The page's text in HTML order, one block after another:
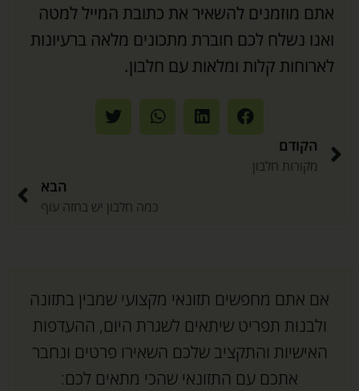
אתם מוזמנים להשאיר את כתובת המייל למטה
ואנו נשלח לכם חוברת מתכונים מלאה ברעיונות
לארוחות קלות ומלאות עם חלבון.
הקודם
מקורות חלבון
הבא
כמה חלבון יש בחזה עוף
אם אתם מחפשים תזונאי מקצועי שמבין בתזונה
ולבנות תפריט שיתאים לשגרת היום, ההעדפות
האישיות והתקציב שלכם השאירו פרטים ונחבר
אתכם עם התזונאי שהכי מתאים לכם: